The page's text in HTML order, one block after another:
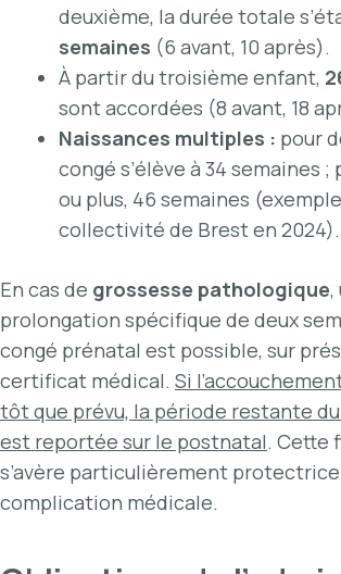
deuxième, la durée totale
semaines (6 avant, 10 après).
À partir du troisième enfant,
sont accordées (8 avant, 18
Naissances multiples : pour
congé s’élève à 34 semaines
ou plus, 46 semaines
collectivité de Brest en 2024).
En cas de grossesse pathologique,
prolongation spécifique de deux
congé prénatal est possible, sur
certificat médical. Si
tôt que prévu, la période restante
est reportée sur le postnatal. Cette
s’avère particulièrement
complication médicale.